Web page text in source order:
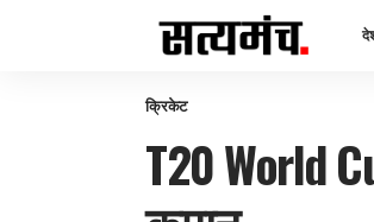
क्रिकेट
T20 World